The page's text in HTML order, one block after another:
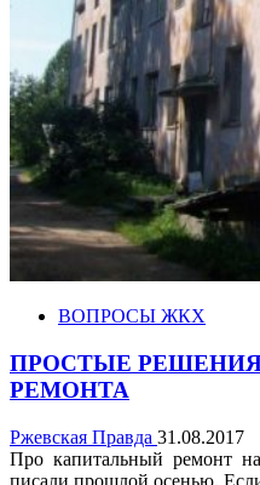
ВОПРОСЫ ЖКХ
ПРОСТЫЕ
РЕМОНТА
Ржевская Правда 31.08.2017
Про капитальный ремонт
писали прошлой осенью.